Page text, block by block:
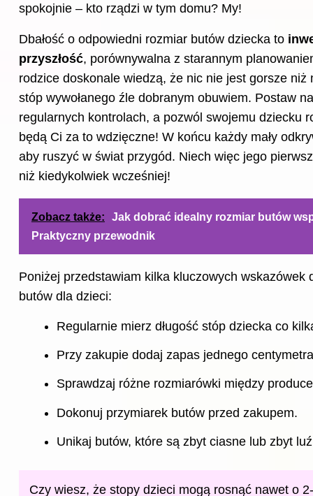
spokojnie – kto rządzi w tym domu? My!
Dbałość o odpowiedni rozmiar butów dziecka to
przyszłość, porównywalna z starannym
rodzice doskonale wiedzą, że nic nie jest gorsze
stóp wywołanego źle dobranym obuwiem. Postaw
regularnych kontrolach, a pozwól swojemu dziecku
będą Ci za to wdzięczne! W końcu każdy mały
aby ruszyć w świat przygód. Niech więc jego
niż kiedykolwiek wcześniej!
Zobacz także:
Jak dobrać idealny rozmiar butów
Praktyczny przewodnik
Poniżej przedstawiam kilka kluczowych wskazówek
butów dla dzieci:
Regularnie mierz długość stóp dziecka co
Przy zakupie dodaj zapas jednego
Sprawdzaj różne rozmiarówki między
Dokonuj przymiarek butów przed zakupem.
Unikaj butów, które są zbyt ciasne lub zbyt
Czy wiesz, że stopy dzieci mogą rosnąć nawet o